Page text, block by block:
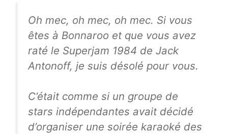
Oh mec, oh mec, oh mec. Si vous
êtes à Bonnaroo et que vous avez
raté le Superjam 1984 de Jack
Antonoff, je suis désolé pour vous.
C’était comme si un groupe de
stars indépendantes avait décidé
d’organiser une soirée karaoké des